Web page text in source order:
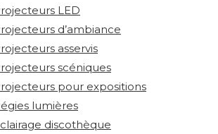
LED
d’ambiance
asservis
scéniques
pour expositions
lumières
discothèque